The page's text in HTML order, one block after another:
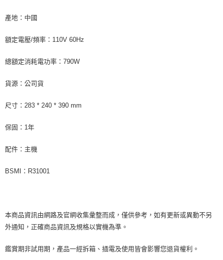
產地：中國
額定電壓/頻率：110V 60Hz
總額定消耗電功率：790W
貨源：公司貨
尺寸：283 * 240 * 390 mm
保固：1年
配件：主機
BSMI：R31001
本商品資訊由網路及官網收集彙整而成，僅供參考，如有更新或異動不另
外通知，正確商品資訊及規格以實機為準。
鑑賞期非試用期，產品一經拆箱、插電及使用皆會影響您退貨權利。